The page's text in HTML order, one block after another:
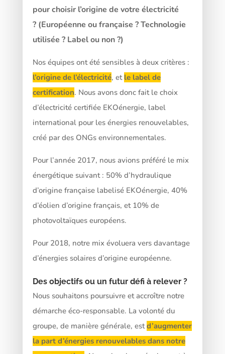
pour choisir l’origine de votre électricité
? (Européenne ou française ? Technologie
utilisée ? Label ou non ?)
Nos équipes ont été sensibles à deux critères :
l’origine de l’électricité, et le label de
certification. Nous avons donc fait le choix
d’électricité certifiée EKOénergie, label
international pour les énergies renouvelables,
créé par des ONGs environnementales.
Pour l’année 2017, nous avions préféré le mix
énergétique suivant : 50% d’hydraulique
d’origine française labelisé EKOénergie, 40%
d’éolien d’origine français, et 10% de
photovoltaïques européens.
Pour 2018, notre mix évoluera vers davantage
d’énergies solaires d’origine européenne.
Des objectifs ou un futur défi à relever ?
Nous souhaitons poursuivre et accroître notre
démarche éco-responsable. La volonté du
groupe, de manière générale, estd’augmenter
la part d’énergies renouvelables dans notre